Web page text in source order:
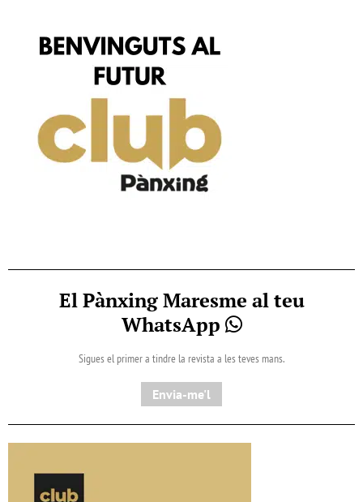
El Pànxing Maresme al teu
WhatsApp
Sigues el primer a tindre la revista a les teves mans.
Envia-me'l